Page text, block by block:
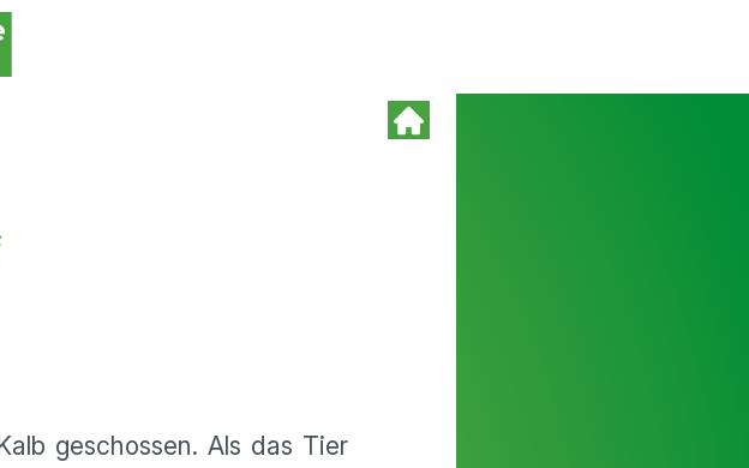
geschossen. Als das Tier